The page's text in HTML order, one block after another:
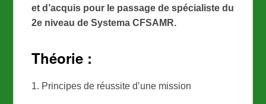
et d’acquis pour le passage de spécialiste du
2e niveau de Systema CFSAMR.
Théorie :
1. Principes de réussite d’une mission